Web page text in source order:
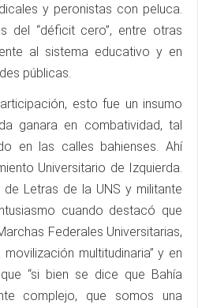
y peronistas con peluca.
del “déficit cero”, entre otras
al sistema educativo y en
públicas.
esto fue un insumo
ganara en combatividad, tal
en las calles bahienses. Ahí
Universitario de Izquierda.
de Letras de la UNS y militante
cuando destacó que
Federales Universitarias,
multitudinaria” y en
“si bien se dice que Bahía
complejo, que somos una